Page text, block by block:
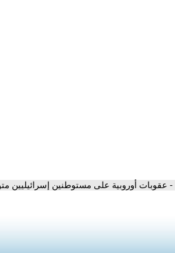
- عقوبات أوروبية على مستوطنين إسرائيليين